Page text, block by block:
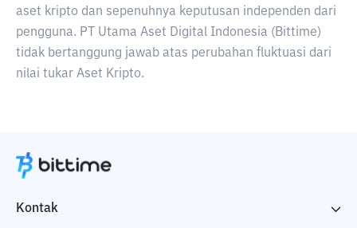
aset kripto dan sepenuhnya keputusan independen dari
pengguna. PT Utama Aset Digital Indonesia (Bittime)
tidak bertanggung jawab atas perubahan fluktuasi dari
nilai tukar Aset Kripto.
Kontak